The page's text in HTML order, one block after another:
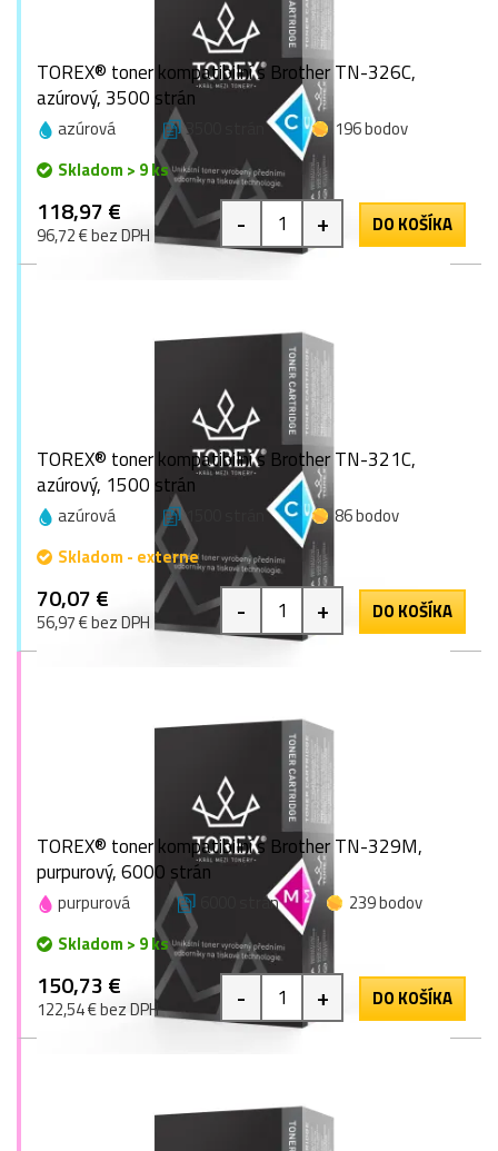
TOREX® toner kompatibilní s Brother TN-326C,
azúrový, 3500 strán
azúrová 3500 strán
196 bodov
Skladom > 9 ks
118,97 €
96,72 € bez DPH - + DO KOŠÍKA
TOREX® toner kompatibilní s Brother TN-321C,
azúrový, 1500 strán
azúrová 1500 strán
86 bodov
Skladom - externe
70,07 €
56,97 € bez DPH - + DO KOŠÍKA
TOREX® toner kompatibilní s Brother TN-329M,
purpurový, 6000 strán
purpurová 6000 strán
239 bodov
Skladom > 9 ks
150,73 €
122,54 € bez DPH - + DO KOŠÍKA